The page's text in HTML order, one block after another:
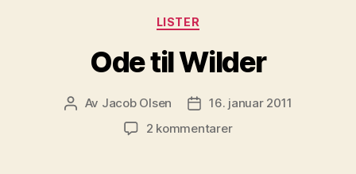
Kategorier
LISTER
Ode til Wilder
Innleggsforfatter
Av Jacob Olsen Publiseringsdato
16. januar 2011
2 kommentarertil